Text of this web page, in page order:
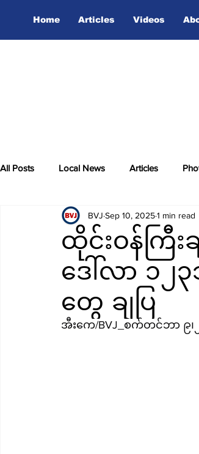
Home Articles Videos
All Posts Local News Articles
Video
ထိုင်းဝန်ကြီ
ဒေါ်လာ ၁၂
တွေ ချပြ
BVJ Sep 10, 20251 min read
အီးကေ/BVJ_စက်တင်ဘာ ၉၊